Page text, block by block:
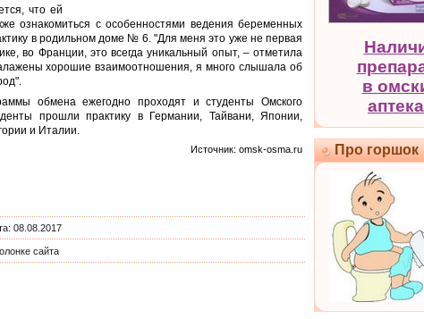
что ей
ознакомиться с особенностями ведения беременных
в родильном доме № 6. "Для меня это уже не первая
во Франции, это всегда уникальный опыт, – отметила
хорошие взаимоотношения, я много слышала об
обмена ежегодно проходят и студенты Омского
прошли практику в Германии, Тайвани, Японии,
и Италии.
Источник: omsk-osma.ru
08.08.2017
сайта
в
Про горшок